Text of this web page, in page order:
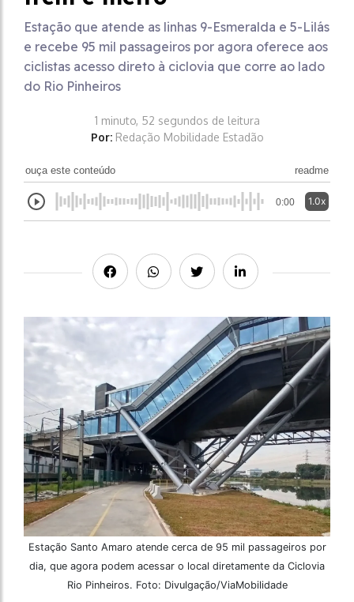
Estação que atende as linhas 9-Esmeralda e 5-Lilás
e recebe 95 mil passageiros por agora oferece aos
ciclistas acesso direto à ciclovia que corre ao lado
do Rio Pinheiros
1 minuto, 52 segundos de leitura
Por: Redação Mobilidade Estadão
ouça este conteúdo readme
0:00 1.0x
Estação Santo Amaro atende cerca de 95 mil passageiros por
dia, que agora podem acessar o local diretamente da Ciclovia
Rio Pinheiros. Foto: Divulgação/ViaMobilidade